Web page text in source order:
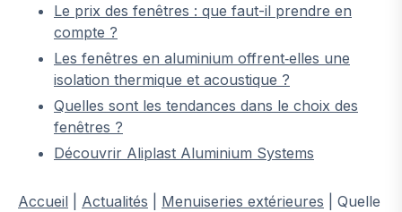
Le prix des fenêtres : que faut-il prendre en
compte ?
Les fenêtres en aluminium offrent‑elles une
isolation thermique et acoustique ?
Quelles sont les tendances dans le choix des
fenêtres ?
Découvrir Aliplast Aluminium Systems
Accueil Actualités Menuiseries extérieures
Quelle